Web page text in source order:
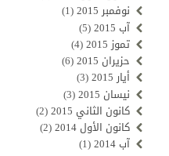
نوفمبر 2015
(1)
آب 2015
(5)
تموز 2015
(4)
حزيران 2015
(6)
أيار 2015
(3)
نيسان 2015
(3)
كانون الثاني 2015
(2)
كانون الأول 2014
(2)
آب 2014
(1)